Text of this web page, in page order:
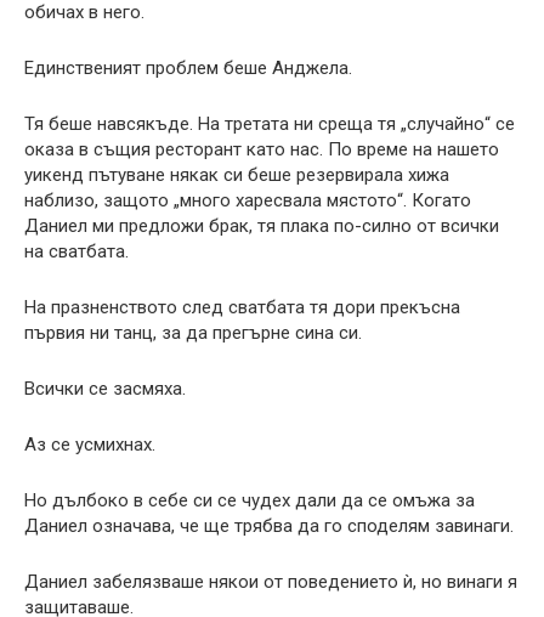
обичах в него.
Единственият проблем беше Анджела.
Тя беше навсякъде. На третата ни среща тя „случайно“ се
оказа в същия ресторант като нас. По време на нашето
уикенд пътуване някак си беше резервирала хижа
наблизо, защото „много харесвала мястото“. Когато
Даниел ми предложи брак, тя плака по-силно от всички
на сватбата.
На празненството след сватбата тя дори прекъсна
първия ни танц, за да прегърне сина си.
Всички се засмяха.
Аз се усмихнах.
Но дълбоко в себе си се чудех дали да се омъжа за
Даниел означава, че ще трябва да го споделям завинаги.
Даниел забелязваше някои от поведението ѝ, но винаги я
защитаваше.